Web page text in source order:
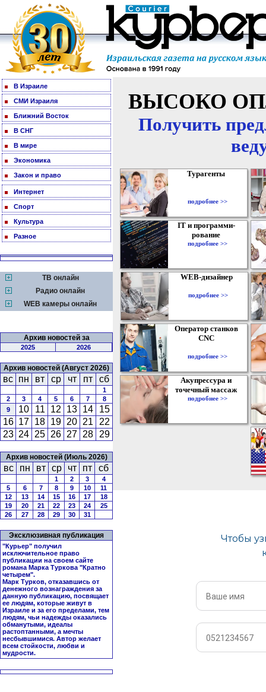
В Израиле
СМИ Израиля
Ближний Восток
В СНГ
В мире
Экономика
Закон и право
Интернет
Спорт
Культура
Разное
ТВ онлайн
Радио онлайн
WEB камеры онлайн
Архив новостей за
2025 2026
Архив новостей (Август 2026)
вс пн вт ср чт пт сб
1
2
3 4 5 6 7
8
9
10 11 12 13 14
15
16 17 18 19 20 21
22
23 24 25 26 27 28 29
Архив новостей (Июль 2026)
вс пн вт ср чт пт сб
1 2 3
4
5
6 7 8 9 10
11
12
13 14 15 16 17
18
19
20 21 22 23 24
25
26
27 28 29 30 31
Эксклюзивная публикация
"Курьер" получил
исключительное право
публикации на своем сайте
романа Марка Туркова "Кратно
четырем".
Марк Турков, отказавшись от
денежного вознаграждения за
данную публикацию, посвящает
ее людям, которые живут в
Израиле и за его пределами, тем
людям, чьи надежды оказались
обманутыми, идеалы
растоптанными, а мечты
несбывшимися. Автор желает
всем стойкости, любви и
мудрости.
ВЫСОКО
Получить
Турагенты
подробнее >>
IT и программи-
рование
подробнее >>
WEB-дизайнер
подробнее >>
Оператор станков
CNC
подробнее >>
Акупрессура и
точечный массаж
подробнее >>